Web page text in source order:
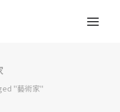
"藝術家"